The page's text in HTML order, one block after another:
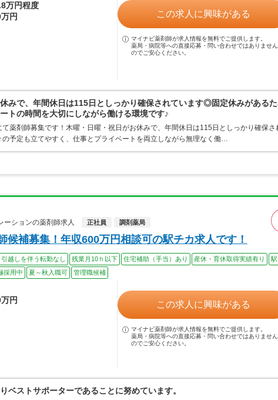
万円程度
円
この求人に興味がある
マイナビ薬剤師が求人情報を無料でご提供します。
薬局・病院等への直接応募・問い合わせではありません
のでご安心ください。
みで、年間休日は115日としっかり確保されています◎固定休みがある
トの時間を大切にしながら働ける環境です♪
薬剤師募集です！木曜・日曜・祝日がお休みで、年間休日は115日としっかり確保さ
予定も立てやすく、仕事とプライベートを両立しながら無理なく働…
ションの薬剤師求人
正社員 調剤薬局
候補募集！年収600万円相談可の駅チカ求人です！
引越しを伴う転勤なし 残業月10ｈ以下 住宅補助（手当）あり 産休・育休取得実績有り
採用中 夏～秋入職可 管理職候補
円 この求人に興味がある
マイナビ薬剤師が求人情報を無料でご提供します。
薬局・病院等への直接応募・問い合わせではありません
のでご安心ください。
ベストサポーターであることに努めています。